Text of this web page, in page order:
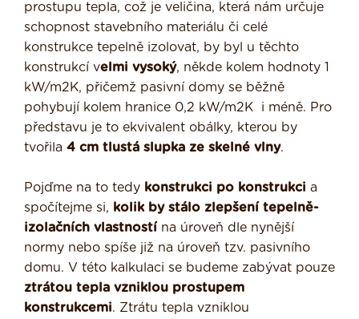
prostupu tepla, což je veličina, která nám určuje
schopnost stavebního materiálu či celé
konstrukce tepelně izolovat, by byl u těchto
konstrukcí velmi vysoký, někde kolem hodnoty 1
kW/m2K, přičemž pasivní domy se běžně
pohybují kolem hranice 0,2 kW/m2K i méně. Pro
představu je to ekvivalent obálky, kterou by
tvořila 4 cm tlustá slupka ze skelné vlny.
Pojďme na to tedy konstrukci po konstrukci a
spočítejme si, kolik by stálo zlepšení tepelně-
izolačních vlastností na úroveň dle nynější
normy nebo spíše již na úroveň tzv. pasivního
domu. V této kalkulaci se budeme zabývat pouze
ztrátou tepla vzniklou prostupem
konstrukcemi. Ztrátu tepla vzniklou